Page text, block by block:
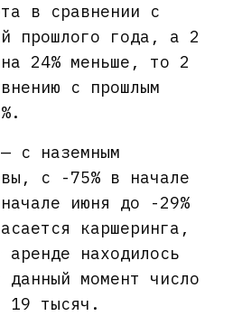
в сравнении с
прошлого года, а 2
24% меньше, то 2
с прошлым
с наземным
с -75% в начале
июня до -29%
каршеринга,
находилось
момент число
19 тысяч.